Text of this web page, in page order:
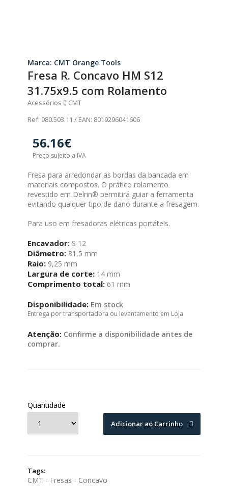
Marca: CMT Orange Tools
Fresa R. Concavo HM S12
31.75x9.5 com Rolamento
Acessórios
CMT
Ref: 980.503.11 / EAN: 8019296041606
56.16€
Preço sujeito a IVA
Fresa para arredondar as bordas da bancada em
materiais compostos. O prático rolamento
revestido em Delrin® permitirá guiar a ferramenta
evitando qualquer tipo de dano durante a fresagem.
Para uso em fresadoras elétricas portáteis.
Encavador: S 12
Diâmetro: 31,5 mm
Raio: 9,25 mm
Largura de corte: 14 mm
Comprimento total: 61 mm
Disponibilidade: Em stock
Entrega por transportadora ou levantamento em Loja
Atenção: Confirme a disponibilidade antes de
comprar.
Quantidade
Adicionar ao Carrinho
Tags:
CMT - Fresas - Concavo